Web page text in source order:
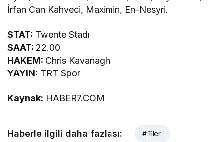
İrfan Can Kahveci, Maximin, En-Nesyri.
STAT: Twente Stadı
SAAT: 22.00
HAKEM: Chris Kavanagh
YAYIN: TRT Spor
Kaynak: HABER7.COM
Haberle ilgili daha fazlası: # 11ler